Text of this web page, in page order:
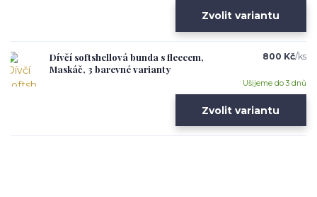
Zvolit variantu
Dívčí softshellová bunda s fleecem,
Maskáč, 3 barevné varianty
800 Kč/ks
Ušijeme do 3 dnů
Zvolit variantu